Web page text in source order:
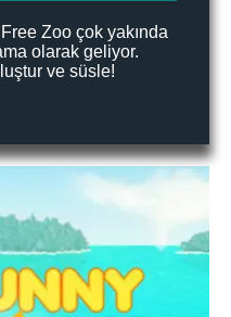
Zoo çok yakında
olarak geliyor.
ve süsle!